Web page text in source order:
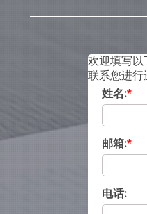
欢迎填写以
联系您进行
姓名:*
邮箱:*
电话: